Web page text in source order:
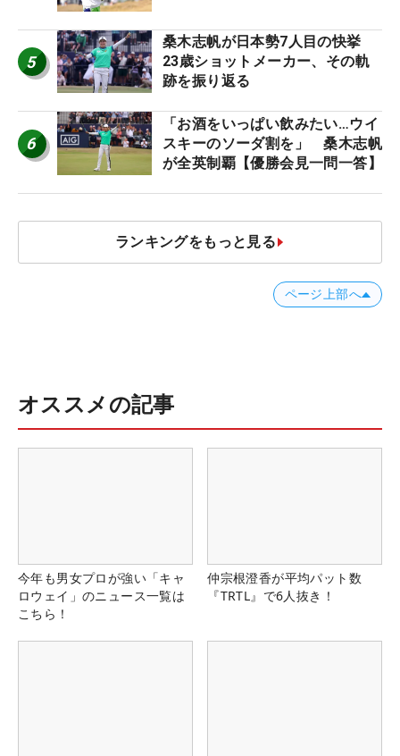
5
桑木志帆が日本勢7人目の快挙
23歳ショットメーカー、その軌
跡を振り返る
6
「お酒をいっぱい飲みたい…ウイ
スキーのソーダ割を」 桑木志帆
が全英制覇【優勝会見一問一答】
ランキングをもっと見る
ページ上部へ
オススメの記事
今年も男女プロが強い「キャ
ロウェイ」のニュース一覧は
こちら！
仲宗根澄香が平均パット数
『TRTL』で6人抜き！